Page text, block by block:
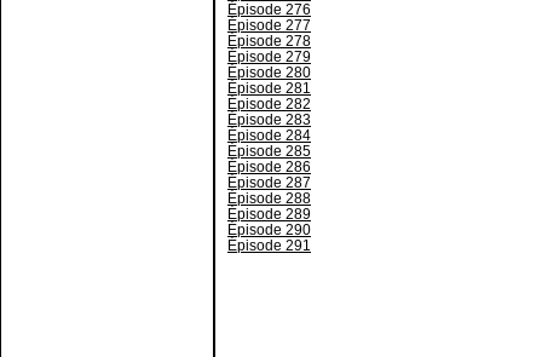
Épisode 276
Épisode 277
Épisode 278
Épisode 279
Épisode 280
Épisode 281
Épisode 282
Épisode 283
Épisode 284
Épisode 285
Épisode 286
Épisode 287
Épisode 288
Épisode 289
Épisode 290
Épisode 291